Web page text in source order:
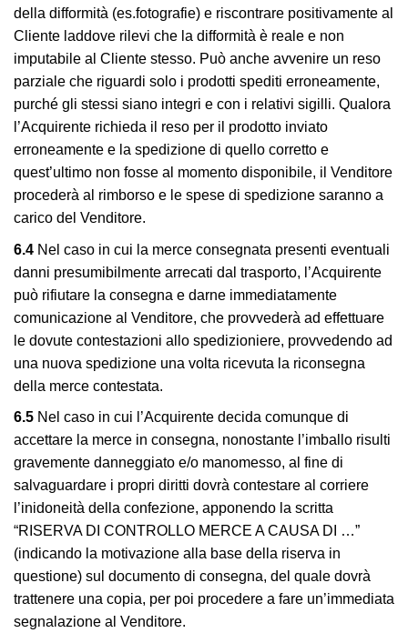
della difformità (es.fotografie) e riscontrare positivamente al
Cliente laddove rilevi che la difformità è reale e non
imputabile al Cliente stesso. Può anche avvenire un reso
parziale che riguardi solo i prodotti spediti erroneamente,
purché gli stessi siano integri e con i relativi sigilli. Qualora
l’Acquirente richieda il reso per il prodotto inviato
erroneamente e la spedizione di quello corretto e
quest’ultimo non fosse al momento disponibile, il Venditore
procederà al rimborso e le spese di spedizione saranno a
carico del Venditore.
6.4 Nel caso in cui la merce consegnata presenti eventuali
danni presumibilmente arrecati dal trasporto, l’Acquirente
può rifiutare la consegna e darne immediatamente
comunicazione al Venditore, che provvederà ad effettuare
le dovute contestazioni allo spedizioniere, provvedendo ad
una nuova spedizione una volta ricevuta la riconsegna
della merce contestata.
6.5 Nel caso in cui l’Acquirente decida comunque di
accettare la merce in consegna, nonostante l’imballo risulti
gravemente danneggiato e/o manomesso, al fine di
salvaguardare i propri diritti dovrà contestare al corriere
l’inidoneità della confezione, apponendo la scritta
“RISERVA DI CONTROLLO MERCE A CAUSA DI …”
(indicando la motivazione alla base della riserva in
questione) sul documento di consegna, del quale dovrà
trattenere una copia, per poi procedere a fare un’immediata
segnalazione al Venditore.